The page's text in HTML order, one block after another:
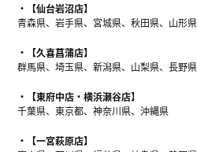
【仙台岩沼店】
青森県、岩手県、宮城県、秋田県、山形
【久喜菖蒲店】
群馬県、埼玉県、新潟県、山梨県、長野県
【東府中店・横浜瀬谷店】
千葉県、東京都、神奈川県、沖縄県
【一宮萩原店】